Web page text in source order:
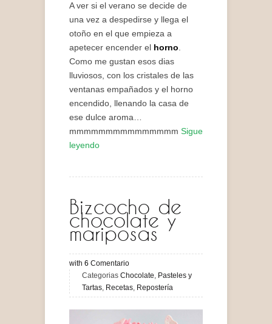
A ver si el verano se decide de
una vez a despedirse y llega el
otoño en el que empieza a
apetecer encender el horno.
Como me gustan esos dias
lluviosos, con los cristales de las
ventanas empañados y el horno
encendido, llenando la casa de
ese dulce aroma…
mmmmmmmmmmmmmmm Sigue
leyendo
Bizcocho de
chocolate y
mariposas
with 6 Comentario
Categorias Chocolate, Pasteles y
Tartas, Recetas, Repostería